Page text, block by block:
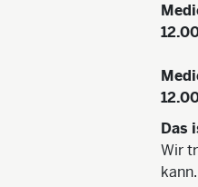
Das
Wir
kann.